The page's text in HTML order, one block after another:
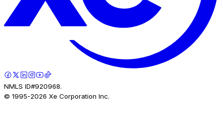
NMLS ID#920968.
© 1995-2026 Xe Corporation Inc.